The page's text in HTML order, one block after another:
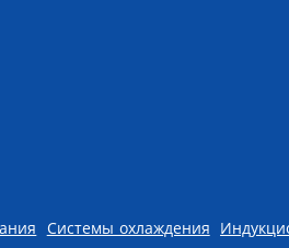
Системы охлаждения